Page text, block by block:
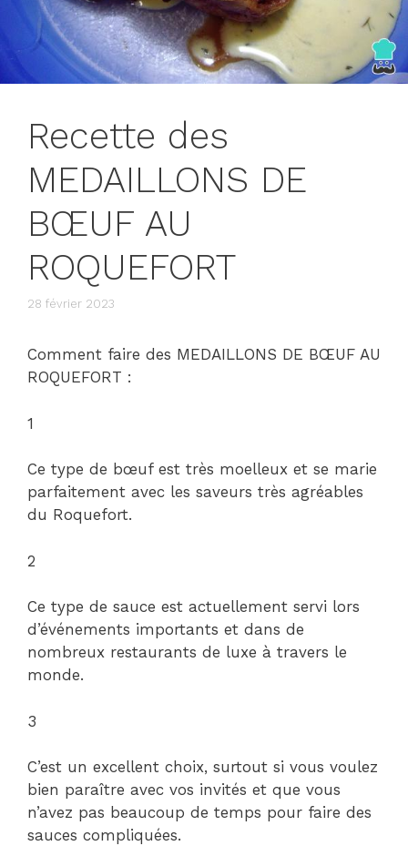
Recette des
MEDAILLONS DE
BŒUF AU
ROQUEFORT
28 février 2023
Comment faire des MEDAILLONS DE BŒUF AU
ROQUEFORT :
1
Ce type de bœuf est très moelleux et se marie
parfaitement avec les saveurs très agréables
du Roquefort.
2
Ce type de sauce est actuellement servi lors
d’événements importants et dans de
nombreux restaurants de luxe à travers le
monde.
3
C’est un excellent choix, surtout si vous voulez
bien paraître avec vos invités et que vous
n’avez pas beaucoup de temps pour faire des
sauces compliquées.